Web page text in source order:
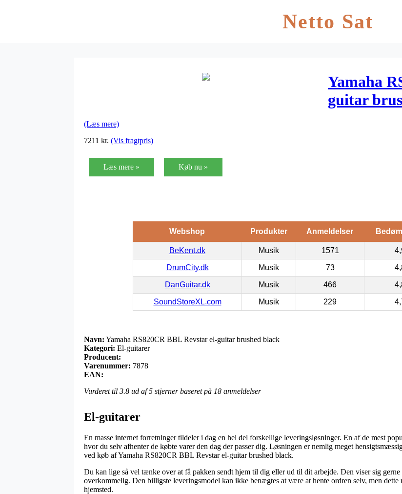
Netto Sat
Yamaha
guitar
(Læs mere)
7211 kr. (Vis fragtpris)
Læs mere » Køb nu »
Webshop Produkter Anmeldelser
BeKent.dk Musik 1571
DrumCity.dk Musik 73
DanGuitar.dk Musik 466
SoundStoreXL.com Musik 229
Navn: Yamaha RS820CR BBL Revstar el-guitar brushed black
Kategori: El-guitarer
Producent:
Varenummer: 7878
EAN:
Vurderet til 3.8 ud af 5 stjerner baseret på 18 anmeldelser
El-guitarer
En masse internet forretninger tildeler i dag en hel del forskellige leveringsløsninger. En af de mest
hvor du selv afhenter de købte varer den dag der passer dig. Løsningen er nemlig meget
ved køb af Yamaha RS820CR BBL Revstar el-guitar brushed black.
Du kan lige så vel tænke over at få pakken sendt hjem til dig eller ud til dit arbejde. Den viser sig
overkommelig. Den billigste leveringsmodel kan ikke benægtes at være at hente ordren selv, men
hjemsted.